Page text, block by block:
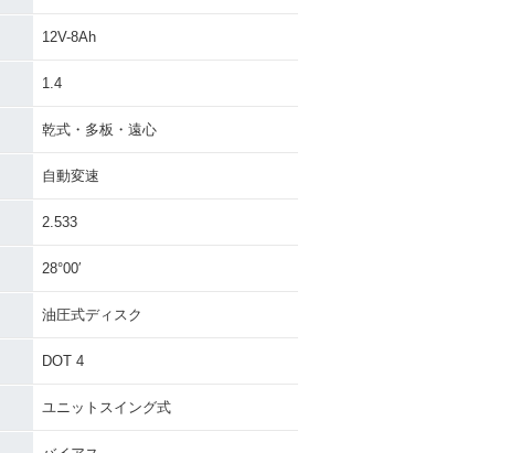
12V-8Ah
1.4
乾式・多板・遠心
自動変速
2.533
28°00′
油圧式ディスク
DOT 4
ユニットスイング式